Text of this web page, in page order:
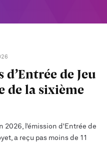
de Jeu
de la sixième
2026, l’émission d'Entrée de
a reçu pas moins de 11